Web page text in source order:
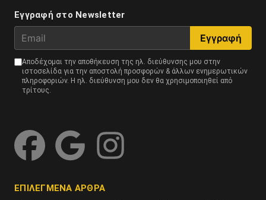
Εγγραφή στο Νewsletter
Email Εγγραφή
Αποδέχομαι την αποθήκευση της ηλ. διεύθυνσης μου στην
ιστοσελίδα για την αποστολή προσφορών & άλλων ενημερωτικών
πληροφοριών. Η ηλ. διεύθυνση μου δεν θα χρησιμοποιηθεί από
τρίτους.
ΕΠΙΛΕΓΜΕΝΑ ΑΡΘΡΑ